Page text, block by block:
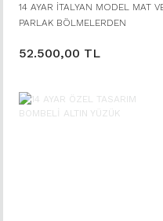
14 AYAR İTALYAN MODEL MAT
PARLAK BÖLMELERDEN
52.500,00 TL